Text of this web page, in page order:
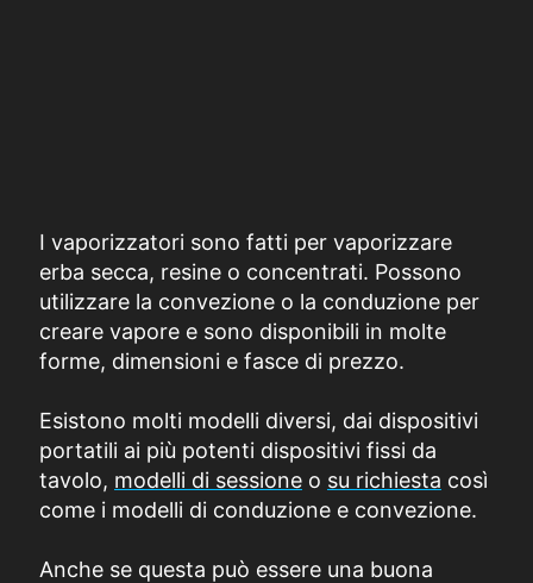
I vaporizzatori sono fatti per vaporizzare
erba secca, resine o concentrati. Possono
utilizzare la convezione o la conduzione per
creare vapore e sono disponibili in molte
forme, dimensioni e fasce di prezzo.
Esistono molti modelli diversi, dai dispositivi
portatili ai più potenti dispositivi fissi da
tavolo, modelli di sessione o su richiesta così
come i modelli di conduzione e convezione.
Anche se questa può essere una buona